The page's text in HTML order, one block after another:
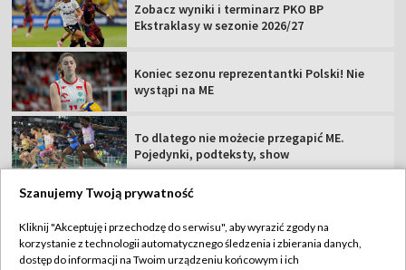
Zobacz wyniki i terminarz PKO BP
Ekstraklasy w sezonie 2026/27
Koniec sezonu reprezentantki Polski! Nie
wystąpi na ME
To dlatego nie możecie przegapić ME.
Pojedynki, podteksty, show
TVP
Szanujemy Twoją prywatność
Kliknij "Akceptuję i przechodzę do serwisu", aby wyrazić zgody na
korzystanie z technologii automatycznego śledzenia i zbierania danych,
dostęp do informacji na Twoim urządzeniu końcowym i ich